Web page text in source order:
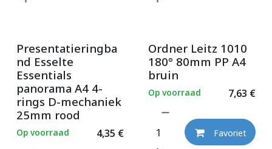
Presentatieringba
nd Esselte
Essentials
panorama A4 4-
rings D-mechaniek
25mm rood
4,35 €
Op voorraad
Ordner Leitz 1010
180° 80mm PP A4
bruin
7,63 €
Op voorraad
Favoriet